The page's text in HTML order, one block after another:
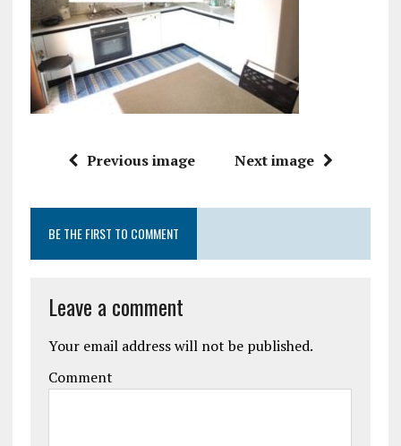
Previous image Next image
BE THE FIRST TO COMMENT
Leave a comment
Your email address will not be published.
Comment